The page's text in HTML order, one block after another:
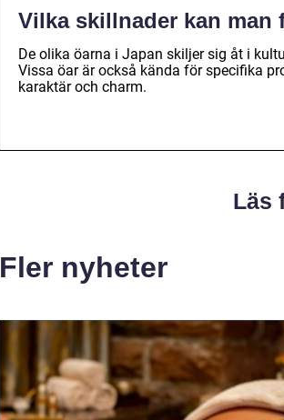
Vilka skillnader kan man
De olika öarna i Japan skiljer sig åt i
Vissa öar är också kända för specifika
karaktär och charm.
Läs
Fler nyheter